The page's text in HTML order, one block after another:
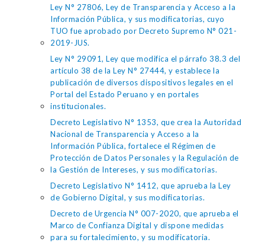
Ley N° 27806, Ley de Transparencia y Acceso a la
Información Pública, y sus modificatorias, cuyo
TUO fue aprobado por Decreto Supremo N° 021-
2019-JUS.
Ley N° 29091, Ley que modifica el párrafo 38.3 del
artículo 38 de la Ley N° 27444, y establece la
publicación de diversos dispositivos legales en el
Portal del Estado Peruano y en portales
institucionales.
Decreto Legislativo N° 1353, que crea la Autoridad
Nacional de Transparencia y Acceso a la
Información Pública, fortalece el Régimen de
Protección de Datos Personales y la Regulación de
la Gestión de Intereses, y sus modificatorias.
Decreto Legislativo N° 1412, que aprueba la Ley
de Gobierno Digital, y sus modificatorias.
Decreto de Urgencia N° 007-2020, que aprueba el
Marco de Confianza Digital y dispone medidas
para su fortalecimiento, y su modificatoria.